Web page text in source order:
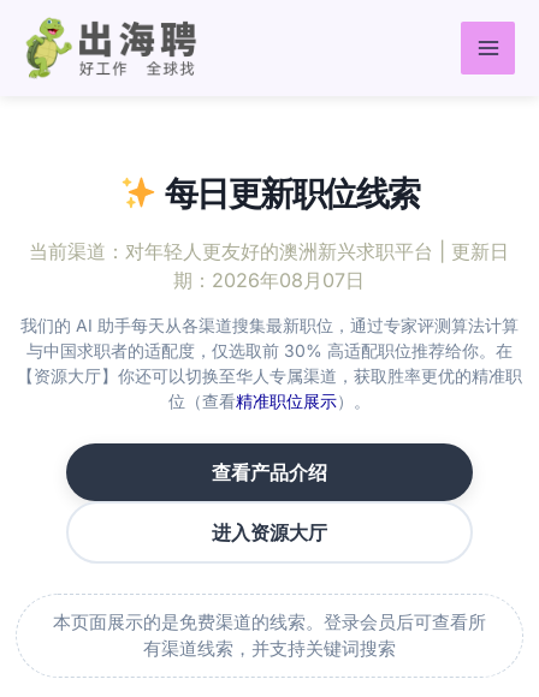
每日更新职位线索
当前渠道：对年轻人更友好的澳洲新兴求职平台
| 更新日
期：2026年08月07日
我们的 AI 助手每天从各渠道搜集最新职位，通过专家评测算法计算
与中国求职者的适配度，仅选取前 30% 高适配职位推荐给你。在
【资源大厅】你还可以切换至华人专属渠道，获取胜率更优的精准职
位（查看精准职位展示）。
查看产品介绍
进入资源大厅
本页面展示的是免费渠道的线索。登录会员后可查看所
有渠道线索，并支持关键词搜索